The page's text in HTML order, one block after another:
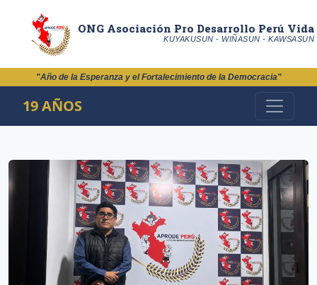
ONG Asociación Pro Desarrollo Perú Vida
KUYAKUSUN - WIÑASUN - KAWSASUN
"Año de la Esperanza y el Fortalecimiento de la Democracia"
19 AÑOS